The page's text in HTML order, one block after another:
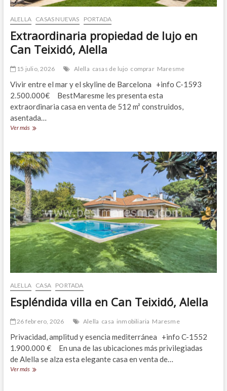
ALELLA CASAS NUEVAS PORTADA
Extraordinaria propiedad de lujo en
Can Teixidó, Alella
15 julio, 2026 Alella casas de lujo comprar Maresme
Vivir entre el mar y el skyline de Barcelona +info C-1593
2.500.000€ BestMaresme les presenta esta
extraordinaria casa en venta de 512 m² construidos,
asentada…
Ver másExtraordinaria
lujo
en
Can
Teixidó,
Alella
ALELLA CASA PORTADA
Espléndida villa en Can Teixidó, Alella
26 febrero, 2026 Alella casa inmobiliaria Maresme
Privacidad, amplitud y esencia mediterránea +info C-1552
1.900.000 € En una de las ubicaciones más privilegiadas
de Alella se alza esta elegante casa en venta de…
Ver másEspléndida